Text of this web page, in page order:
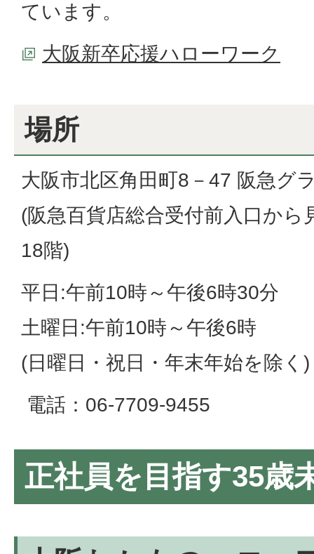
ています。
大阪新卒応援ハローワーク
場所
大阪市北区角田町8－47 阪急グ
(阪急百貨店総合受付前入口から
18階)
平日:午前10時～午後6時30分
土曜日:午前10時～午後6時
(日曜日・祝日・年末年始を除く)
電話：06-7709-9455
正社員を目指す35歳